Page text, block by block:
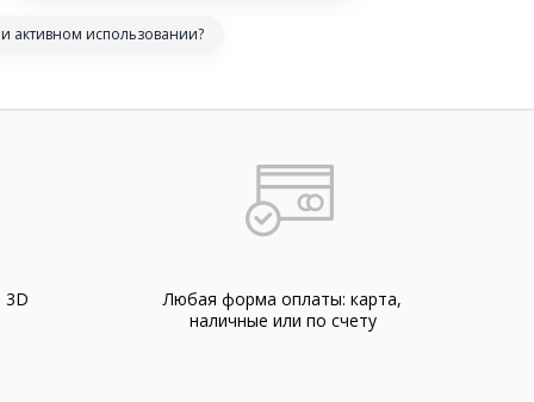
активном использовании?
3D
Любая форма оплаты: карта,
наличные или по счету